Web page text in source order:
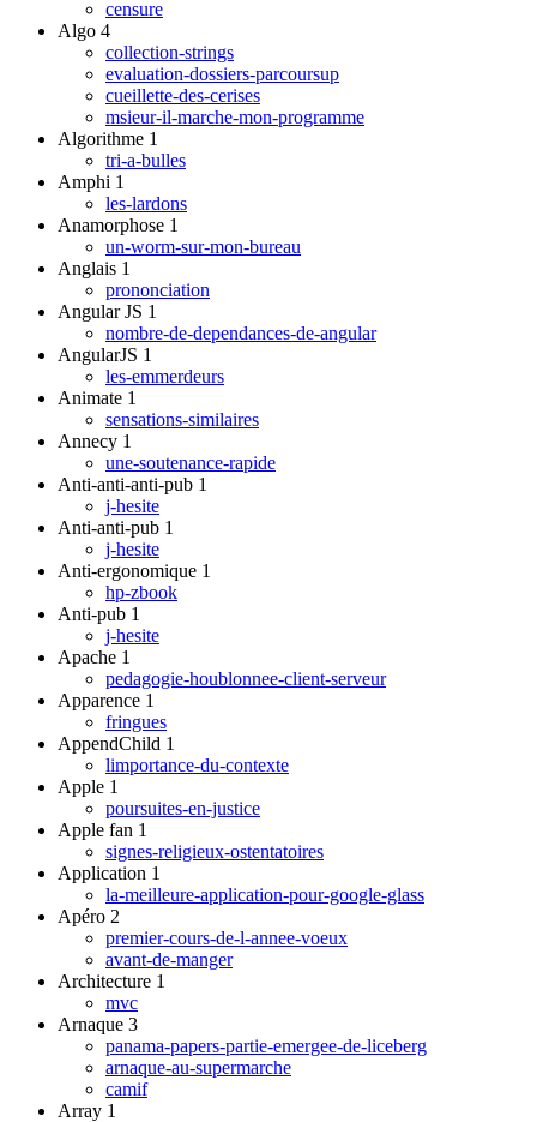
censure
Algo 4
collection-strings
evaluation-dossiers-parcoursup
cueillette-des-cerises
msieur-il-marche-mon-programme
Algorithme 1
tri-a-bulles
Amphi 1
les-lardons
Anamorphose 1
un-worm-sur-mon-bureau
Anglais 1
prononciation
Angular JS 1
nombre-de-dependances-de-angular
AngularJS 1
les-emmerdeurs
Animate 1
sensations-similaires
Annecy 1
une-soutenance-rapide
Anti-anti-anti-pub 1
j-hesite
Anti-anti-pub 1
j-hesite
Anti-ergonomique 1
hp-zbook
Anti-pub 1
j-hesite
Apache 1
pedagogie-houblonnee-client-serveur
Apparence 1
fringues
AppendChild 1
limportance-du-contexte
Apple 1
poursuites-en-justice
Apple fan 1
signes-religieux-ostentatoires
Application 1
la-meilleure-application-pour-google-glass
Apéro 2
premier-cours-de-l-annee-voeux
avant-de-manger
Architecture 1
mvc
Arnaque 3
panama-papers-partie-emergee-de-liceberg
arnaque-au-supermarche
camif
Array 1